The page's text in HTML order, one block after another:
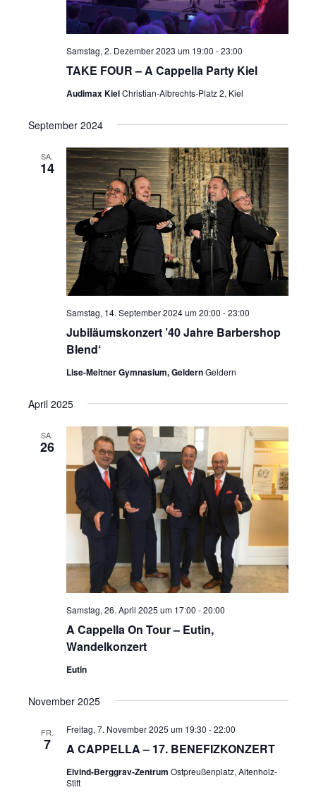
TAKE FOUR – A Cappella Party Kiel
Samstag, 2. Dezember 2023 um 19:00 -23:00
Audimax KielChristian-Albrechts-Platz 2, Kiel
September 2024
SA.
14
Jubiläumskonzert ’40 Jahre Barbershop
Blend‘
Samstag, 14. September 2024 um 20:00 -23:00
Lise-Meitner Gymnasium, GeldernGeldern
April 2025
SA.
26
A Cappella On Tour – Eutin,
Wandelkonzert
Samstag, 26. April 2025 um 17:00 -20:00
Eutin
November 2025
FR.
7 A CAPPELLA – 17. BENEFIZKONZERT
Freitag, 7. November 2025 um 19:30 -22:00
Eivind-Berggrav-Zentrum Ostpreußenplatz, Altenholz-
Stift